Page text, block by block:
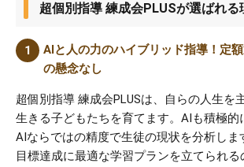
超個別指導 練成会PLUSが選ばれる
AIと人の力のハイブリッド指導！定
の懸念なし
超個別指導 練成会PLUSは、自らの人生を
生きる子どもたちを育てます。AIも積極的
AIならではの精度で生徒の現状を分析しま
目標達成に最適な学習プランを立てられ